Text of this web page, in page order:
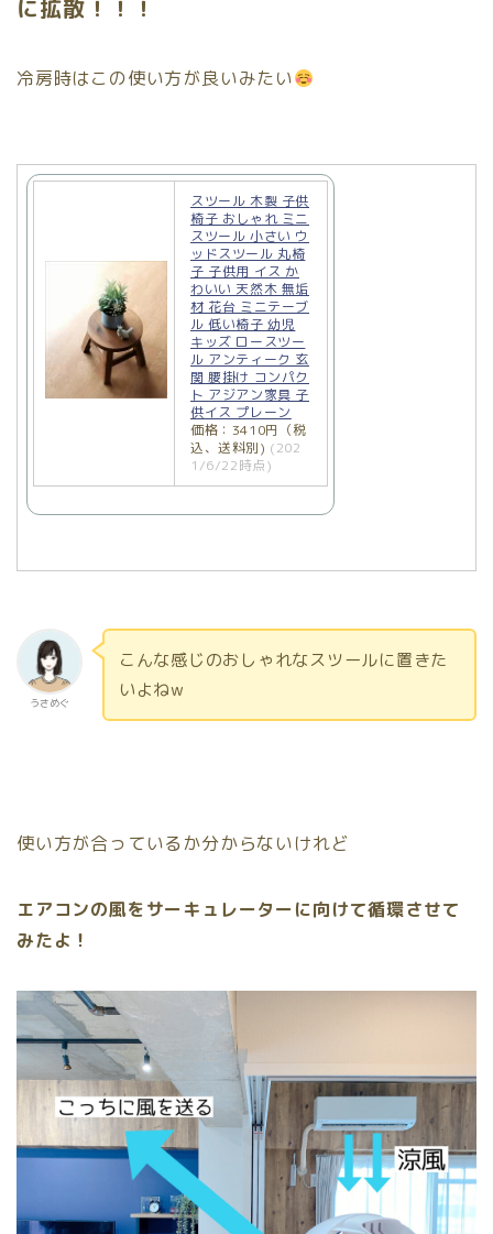
に拡散！！！
冷房時はこの使い方が良いみたい
スツール 木製 子供
椅子 おしゃれ ミニ
スツール 小さい ウ
ッドスツール 丸椅
子 子供用 イス か
わいい 天然木 無垢
材 花台 ミニテーブ
ル 低い椅子 幼児
キッズ ロースツー
ル アンティーク 玄
関 腰掛け コンパク
ト アジアン家具 子
供イス プレーン
価格：3410円（税
込、送料別) (202
1/6/22時点)
うさめぐ
こんな感じのおしゃれなスツールに置きた
いよねw
使い方が合っているか分からないけれど
エアコンの風をサーキュレーターに向けて循環させて
みたよ！